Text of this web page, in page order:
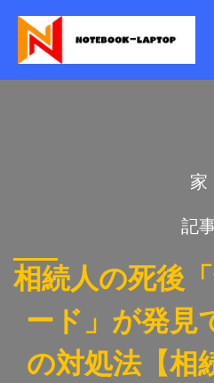
家
記
相続人の死後
ード」が発見
の対処法【相